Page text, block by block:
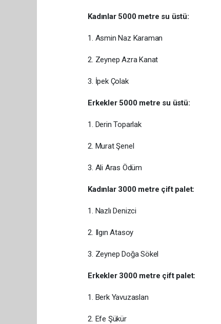
Kadınlar 5000 metre su üstü:
1. Asmin Naz Karaman
2. Zeynep Azra Kanat
3. İpek Çolak
Erkekler 5000 metre su üstü:
1. Derin Toparlak
2. Murat Şenel
3. Ali Aras Ödüm
Kadınlar 3000 metre çift palet:
1. Nazlı Denizci
2. Ilgın Atasoy
3. Zeynep Doğa Sökel
Erkekler 3000 metre çift palet:
1. Berk Yavuzaslan
2. Efe Şükür